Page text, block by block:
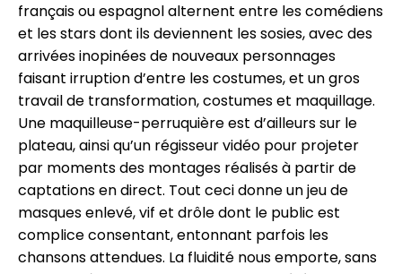
français ou espagnol alternent entre les comédiens
et les stars dont ils deviennent les sosies, avec des
arrivées inopinées de nouveaux personnages
faisant irruption d’entre les costumes, et un gros
travail de transformation, costumes et maquillage.
Une maquilleuse-perruquière est d’ailleurs sur le
plateau, ainsi qu’un régisseur vidéo pour projeter
par moments des montages réalisés à partir de
captations en direct. Tout ceci donne un jeu de
masques enlevé, vif et drôle dont le public est
complice consentant, entonnant parfois les
chansons attendues. La fluidité nous emporte, sans